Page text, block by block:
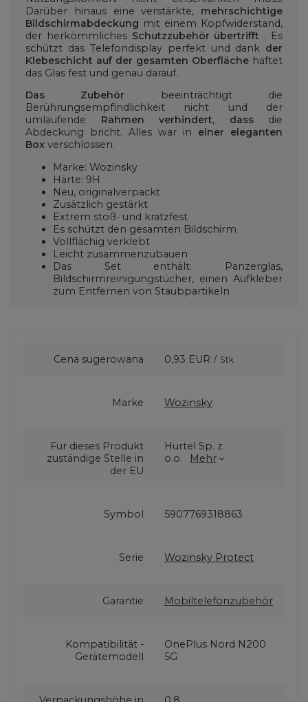
Darüber hinaus eine verstärkte, mehrschichtige
Bildschirmabdeckung mit einem Kopfwiderstand,
der herkömmliches Schutzzubehör übertrifft . Es
schützt das Telefondisplay perfekt und dank der
Klebeschicht auf der gesamten Oberfläche haftet
das Glas fest und genau darauf.
Das Zubehör beeinträchtigt die
Berührungsempfindlichkeit nicht und der
umlaufende Rahmen verhindert, dassdie
Abdeckung bricht. Alles war in einer eleganten
Box verschlossen.
Marke: Wozinsky
Härte: 9H
Neu, originalverpackt
Zusätzlich gestärkt
Extrem stoß- und kratzfest
Es schützt den gesamten Bildschirm
Vollflächig verklebt
Leicht zusammenzubauen
Das Set enthält: Panzerglas,
Bildschirmreinigungstücher, einen Aufkleber
zum Entfernen von Staubpartikeln
Cena sugerowana 0,93 EUR / Stk
Marke Wozinsky
Für dieses Produkt
zuständige Stelle in
der EU
Hurtel Sp. z
o.o.
Mehr
Symbol 5907769318863
Serie Wozinsky Protect
Garantie Mobiltelefonzubehör
Kompatibilität -
Gerätemodell
OnePlus Nord N200
5G